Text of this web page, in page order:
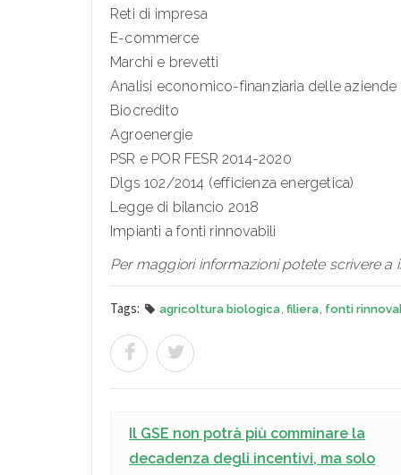
Reti di impresa
E-commerce
Marchi e brevetti
Analisi economico-finanziaria delle aziende
Biocredito
Agroenergie
PSR e POR FESR 2014-2020
Dlgs 102/2014 (efficienza energetica)
Legge di bilancio 2018
Impianti a fonti rinnovabili
Per maggiori informazioni potete scrivere
Tags: agricoltura biologica, filiera, fonti
Il GSE non potrà più comminare la
decadenza degli incentivi, ma solo